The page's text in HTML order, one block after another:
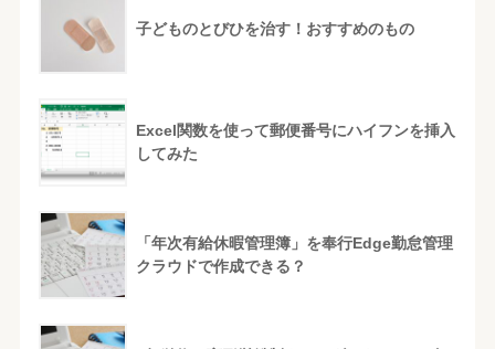
子どものとびひを治す！おすすめのもの
Excel関数を使って郵便番号にハイフンを挿入
してみた
「年次有給休暇管理簿」を奉行Edge勤怠管理
クラウドで作成できる？